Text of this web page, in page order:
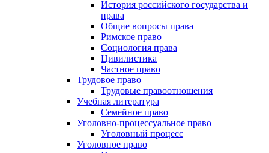
История российского государства и
права
Общие вопросы права
Римское право
Социология права
Цивилистика
Частное право
Трудовое право
Трудовые правоотношения
Учебная литература
Семейное право
Уголовно-процессуальное право
Уголовный процесс
Уголовное право